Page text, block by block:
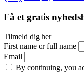
Få et gratis
Tilmeld dig her
First name or full name
Email
By continuing, you